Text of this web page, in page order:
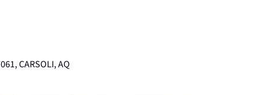
CARSOLI, AQ